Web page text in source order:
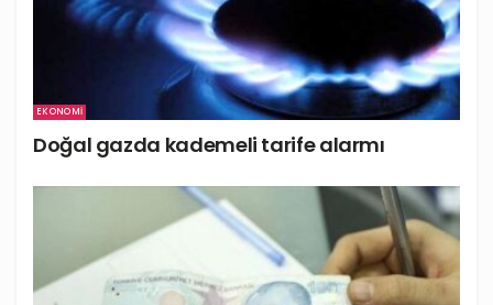
EKONOMI
Doğal gazda kademeli tarife alarmı